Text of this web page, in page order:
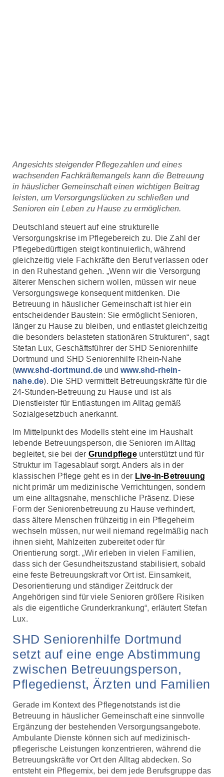
Angesichts steigender Pflegezahlen und eines
wachsenden Fachkräftemangels kann die Betreuung
in häuslicher Gemeinschaft einen wichtigen Beitrag
leisten, um Versorgungslücken zu schließen und
Senioren ein Leben zu Hause zu ermöglichen.
Deutschland steuert auf eine strukturelle
Versorgungskrise im Pflegebereich zu. Die Zahl der
Pflegebedürftigen steigt kontinuierlich, während
gleichzeitig viele Fachkräfte den Beruf verlassen oder
in den Ruhestand gehen. „Wenn wir die Versorgung
älterer Menschen sichern wollen, müssen wir neue
Versorgungswege konsequent mitdenken. Die
Betreuung in häuslicher Gemeinschaft ist hier ein
entscheidender Baustein: Sie ermöglicht Senioren,
länger zu Hause zu bleiben, und entlastet gleichzeitig
die besonders belasteten stationären Strukturen“, sagt
Stefan Lux, Geschäftsführer der SHD Seniorenhilfe
Dortmund und SHD Seniorenhilfe Rhein-Nahe
(www.shd-dortmund.de undwww.shd-rhein-
nahe.de). Die SHD vermittelt Betreuungskräfte für die
24-Stunden-Betreuung zu Hause und ist als
Dienstleister für Entlastungen im Alltag gemäß
Sozialgesetzbuch anerkannt.
Im Mittelpunkt des Modells steht eine im Haushalt
lebende Betreuungsperson, die Senioren im Alltag
begleitet, sie bei der Grundpflegeunterstützt und für
Struktur im Tagesablauf sorgt. Anders als in der
klassischen Pflege geht es in der Live-in-Betreuung
nicht primär um medizinische Verrichtungen, sondern
um eine alltagsnahe, menschliche Präsenz. Diese
Form der Seniorenbetreuung zu Hause verhindert,
dass ältere Menschen frühzeitig in ein Pflegeheim
wechseln müssen, nur weil niemand regelmäßig nach
ihnen sieht, Mahlzeiten zubereitet oder für
Orientierung sorgt. „Wir erleben in vielen Familien,
dass sich der Gesundheitszustand stabilisiert, sobald
eine feste Betreuungskraft vor Ort ist. Einsamkeit,
Desorientierung und ständiger Zeitdruck der
Angehörigen sind für viele Senioren größere Risiken
als die eigentliche Grunderkrankung“, erläutert Stefan
Lux.
SHD Seniorenhilfe Dortmund
setzt auf eine enge Abstimmung
zwischen Betreuungsperson,
Pflegedienst, Ärzten und Familien
Gerade im Kontext des Pflegenotstands ist die
Betreuung in häuslicher Gemeinschaft eine sinnvolle
Ergänzung der bestehenden Versorgungsangebote.
Ambulante Dienste können sich auf medizinisch-
pflegerische Leistungen konzentrieren, während die
Betreuungskräfte vor Ort den Alltag abdecken. So
entsteht ein Pflegemix, bei dem jede Berufsgruppe das